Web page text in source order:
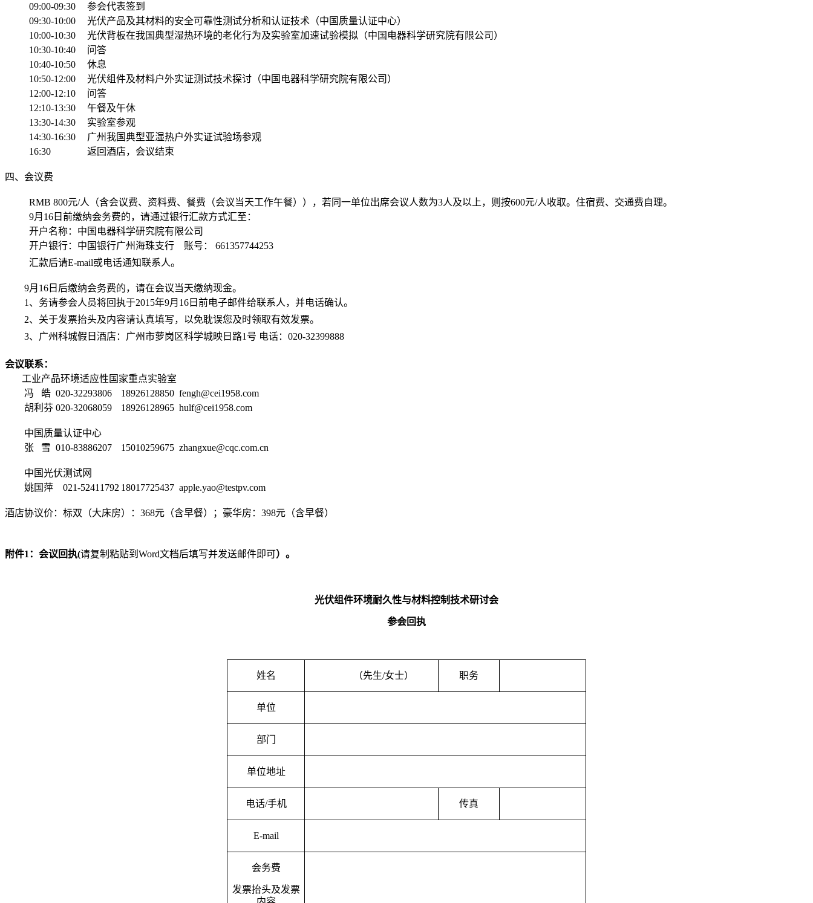
09:00-09:30
参会代表签到
09:30-10:00
光伏产品及其材料的安全可靠性测试分析和认证技术（中国质量认证中心）
10:00-10:30
光伏背板在我国典型湿热环境的老化行为及实验室加速试验模拟（中国电器科学研究院有限公司）
10:30-10:40
问答
10:40-10:50
休息
10:50-12:00
光伏组件及材料户外实证测试技术探讨（中国电器科学研究院有限公司）
12:00-12:10
问答
12:10-13:30
午餐及午休
13:30-14:30
实验室参观
14:30-16:30
广州我国典型亚湿热户外实证试验场参观
16:30
返回酒店，会议结束
四、会议费
RMB 800元/人（含会议费、资料费、餐费（会议当天工作午餐）），若同一单位出席会议人数为3人及以上，则按600元/人收取。住宿费、交通费自理。
9月16日前缴纳会务费的，请通过银行汇款方式汇至：
开户名称：中国电器科学研究院有限公司
开户银行：中国银行广州海珠支行 账号： 661357744253
汇款后请E-mail或电话通知联系人。
9月16日后缴纳会务费的，请在会议当天缴纳现金。
1、务请参会人员将回执于2015年9月16日前电子邮件给联系人，并电话确认。
2、关于发票抬头及内容请认真填写，以免耽误您及时领取有效发票。
3、广州科城假日酒店：广州市萝岗区科学城映日路1号 电话：020-32399888
会议联系：
工业产品环境适应性国家重点实验室
冯 皓 020-32293806
18926128850 fengh@cei1958.com
胡利芬 020-32068059
18926128965 hulf@cei1958.com
中国质量认证中心
张 雪 010-83886207
15010259675 zhangxue@cqc.com.cn
中国光伏测试网
姚国萍
021-52411792 18017725437 apple.yao@testpv.com
酒店协议价： 标双（大床房）：368元（含早餐）；豪华房：398元（含早餐）
附件1 ：会议回执(请复制粘贴到Word文档后填写并发送邮件即可）。
光伏组件环境耐久性与材料控制技术研讨会
参会回执
姓名 （先生/女士） 职务
单位
部门
单位地址
电话/手机 传真
E-mail
会务费
发票抬头及发票